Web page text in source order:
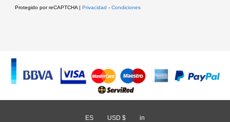
Protegido por reCAPTCHA | Privacidad - Condiciones
ES USD $ in